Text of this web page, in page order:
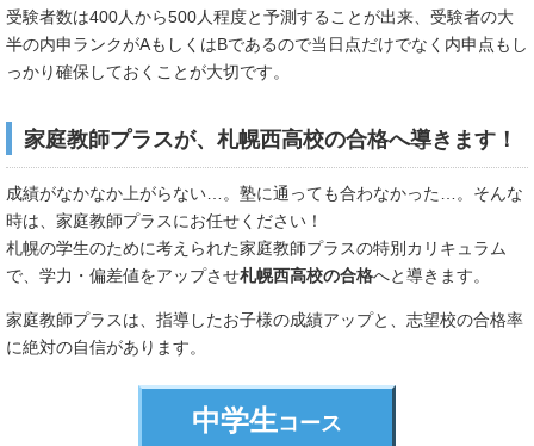
受験者数は400人から500人程度と予測することが出来、受験者の大
半の内申ランクがAもしくはBであるので当日点だけでなく内申点もし
っかり確保しておくことが大切です。
家庭教師プラスが、札幌西高校の合格へ導きます！
成績がなかなか上がらない…。塾に通っても合わなかった…。そんな
時は、家庭教師プラスにお任せください！
札幌の学生のために考えられた家庭教師プラスの特別カリキュラム
で、学力・偏差値をアップさせ札幌西高校の合格へと導きます。
家庭教師プラスは、指導したお子様の成績アップと、志望校の合格率
に絶対の自信があります。
中学生コース